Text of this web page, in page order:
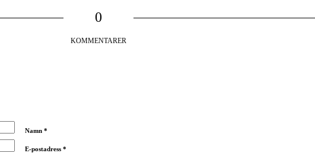
0
KOMMENTARER
Namn *
E-postadress *